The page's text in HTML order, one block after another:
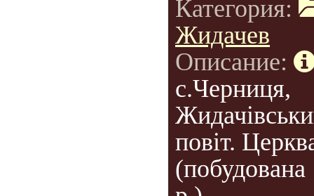
Категория:
Жидачев
Описание:
с.Черниця,
повіт.
(побудована